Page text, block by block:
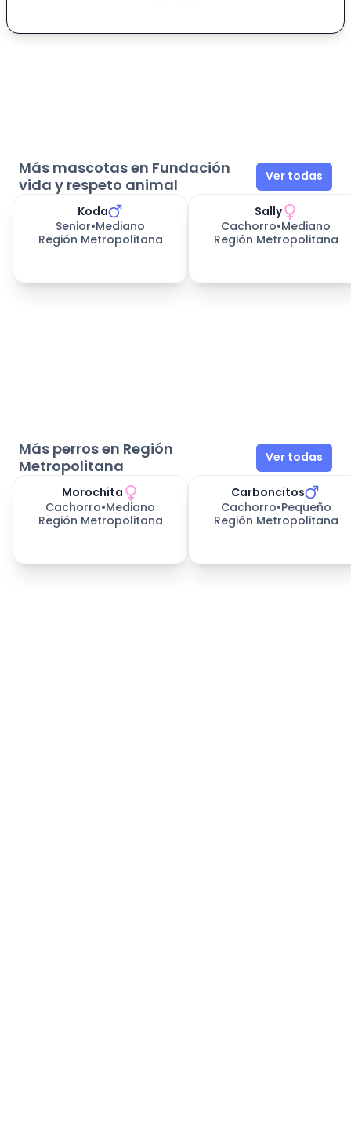
Más mascotas en Fundación
vida y respeto animal
Ver todas
Koda
Senior•Mediano
Región Metropolitana
Sally
Cachorro•Mediano
Región Metropolitana
Más perros en Región
Metropolitana
Ver todas
Morochita
Cachorro•Mediano
Región Metropolitana
Carboncitos
Cachorro•Pequeño
Región Metropolitana